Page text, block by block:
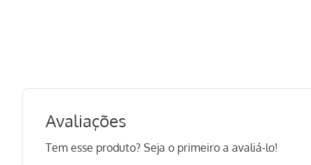
Avaliações
Tem esse produto? Seja o primeiro a avaliá-lo!